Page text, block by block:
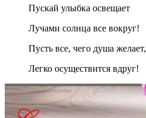
Пускай улыбка освещает
Лучами солнца все вокруг!
Пусть все, чего душа желает,
Легко осуществится вдруг!